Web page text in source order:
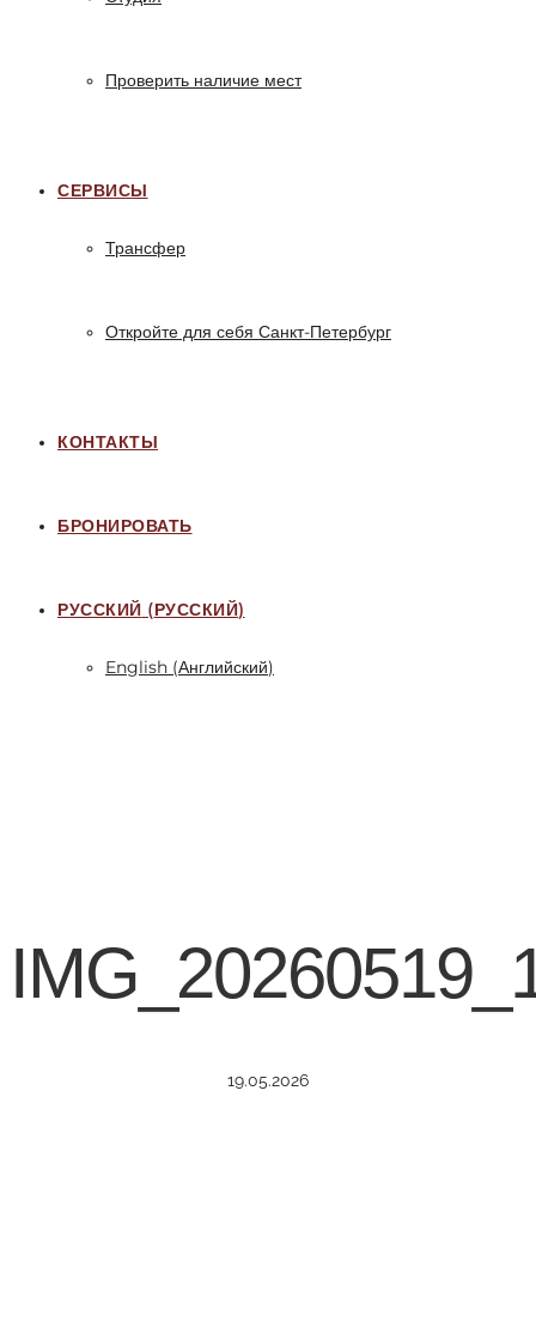
Проверить наличие мест
СЕРВИСЫ
Трансфер
Откройте для себя Санкт-Петербург
КОНТАКТЫ
БРОНИРОВАТЬ
РУССКИЙ (РУССКИЙ)
English (Английский)
19.05.2026